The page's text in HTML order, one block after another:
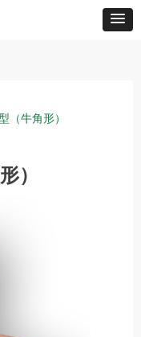
（牛角形）
）